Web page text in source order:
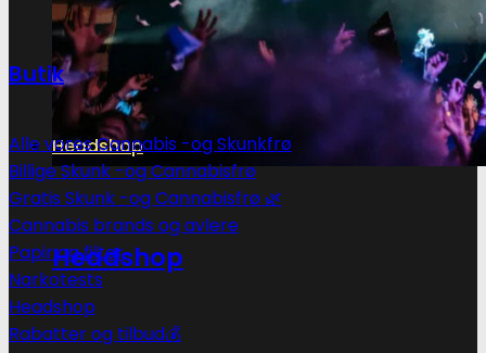
Headshop
Headshop
Butik
Alle vores Cannabis -og Skunkfrø
Billige Skunk -og Cannabisfrø
Gratis Skunk -og Cannabisfrø 🌿
Cannabis brands og avlere
Papir og filter
Narkotests
Headshop
Rabatter og tilbud💰